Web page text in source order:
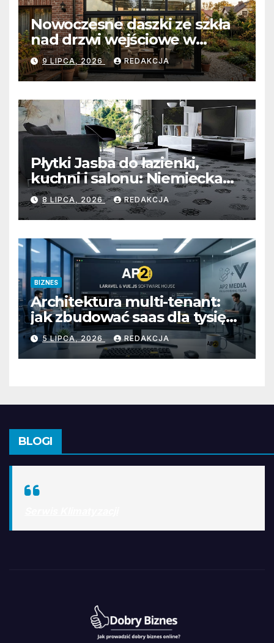
Nowoczesne daszki ze szkła
nad drzwi wejściowe w
Białobrzegach: Połączenie
minimalistycznej estetyki z
bezkompromisową ochroną
wejścia
9 LIPCA, 2026 REDAKCJA
Płytki Jasba do łazienki,
kuchni i salonu: Niemiecka
precyzja, unikalna mozaika i
uniwersalny styl
8 LIPCA, 2026 REDAKCJA
BIZNES
Architektura multi-tenant:
jak zbudować saas dla tysięcy
klientów
5 LIPCA, 2026 REDAKCJA
BLOGI